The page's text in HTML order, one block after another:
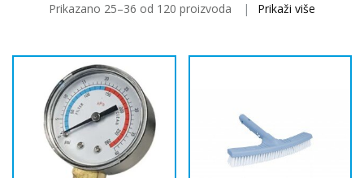
Prikazano 25–36 od 120 proizvoda Prikaži više